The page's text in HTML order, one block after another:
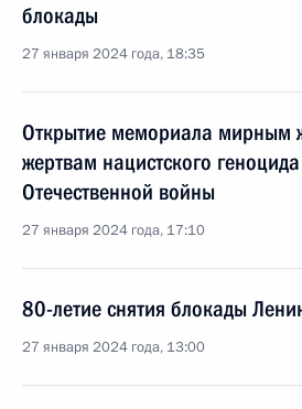
блокады
27 января 2024 года, 18:35
Открытие мемориала мирным
жертвам нацистского
Отечественной войны
27 января 2024 года, 17:10
80-летие снятия блокады
27 января 2024 года, 13:00